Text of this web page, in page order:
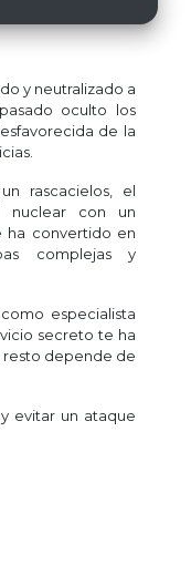
y neutralizado a
oculto los
de la
rascacielos, el
nuclear con un
ha convertido en
complejas y
especialista
secreto te ha
resto depende de
evitar un ataque